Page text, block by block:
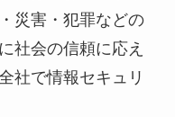
災害・犯罪などの
社会の信頼に応え
社で情報セキュリ